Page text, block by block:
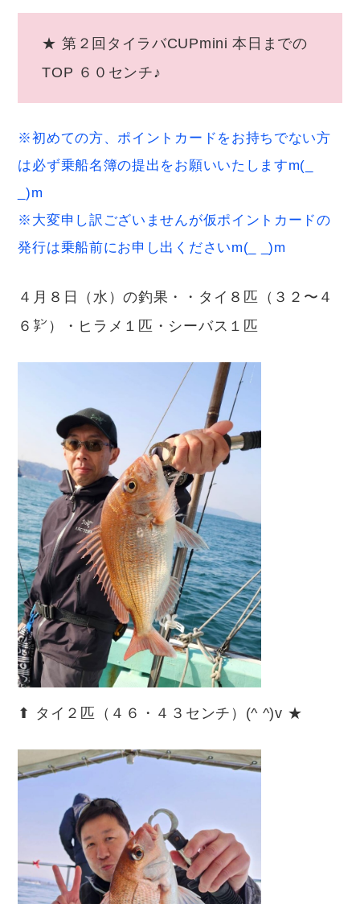
★ 第２回タイラバCUPmini 本日までの
TOP ６０センチ♪
※初めての方、ポイントカードをお持ちでない方
は必ず乗船名簿の提出をお願いいたしますm(_
※大変申し訳ございませんが仮ポイントカードの
発行は乗船前にお申し出くださいm(_ _)m
４月８日（水）の釣果・・タイ８匹（３２〜４
６㌢）・ヒラメ１匹・シーバス１匹
⬆︎ タイ２匹（４６・４３センチ）(^ ^)v ★